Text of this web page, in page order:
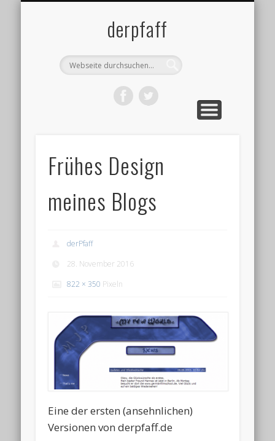
derpfaff
Frühes Design
meines Blogs
derPfaff
28. November 2016
822 × 350 Pixeln
Eine der ersten (ansehnlichen)
Versionen von derpfaff.de